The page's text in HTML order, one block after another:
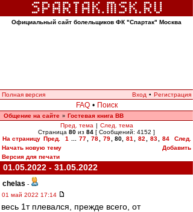
Официальный сайт болельщиков ФК "Спартак" Москва
Полная версия Вход • Регистрация
FAQ • Поиск
Общение на сайте » Гостевая книга ВВ
Пред. тема | След. тема
Страница 80 из 84 [ Сообщений: 4152 ]
На страницу Пред. 1 77 78 79 80, 81 82 83 84
След.
Начать новую тему
Добавить
Версия для печати
01.05.2022 - 31.05.2022
chelas -
01 май 2022 17:14
весь 1т плевался, прежде всего, от